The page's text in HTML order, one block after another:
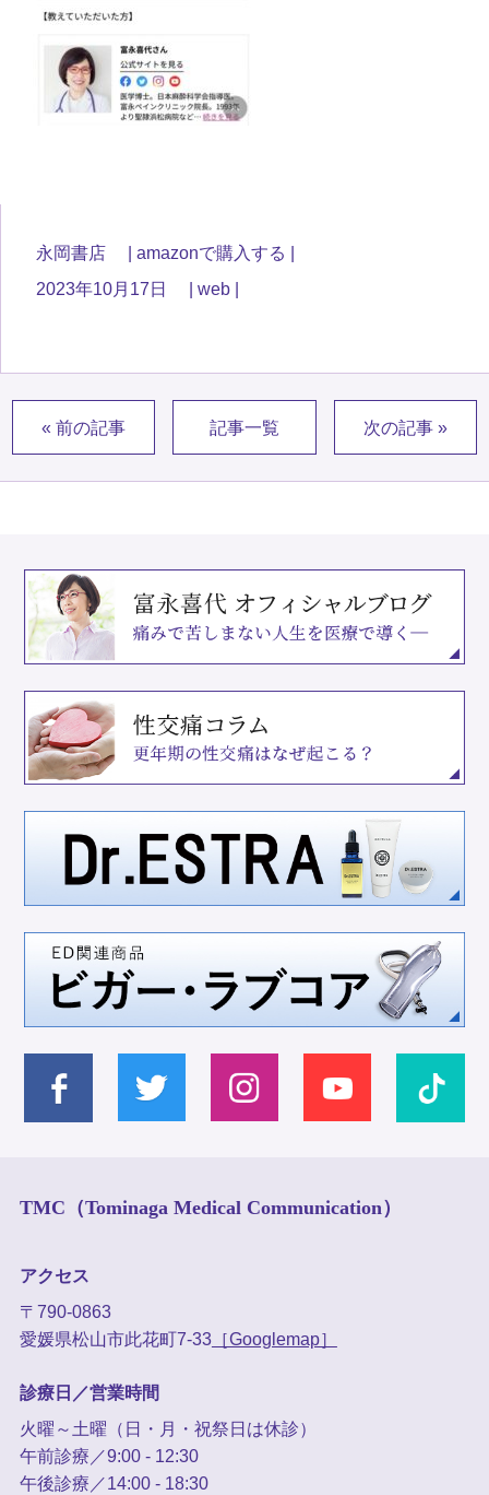
永岡書店
amazonで購入する
2023年10月17日
web
« 前の記事 記事一覧 次の記事 »
TMC（Tominaga Medical Communication）
アクセス
〒790-0863
愛媛県松山市此花町7-33［Googlemap］
診療日／営業時間
火曜～土曜（日・月・祝祭日は休診）
午前診療／9:00 - 12:30
午後診療／14:00 - 18:30